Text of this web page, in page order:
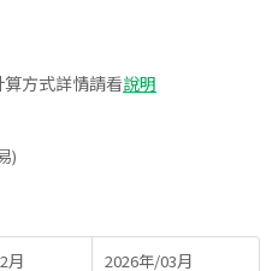
方式詳情請看說明
)
月
2026年/03月